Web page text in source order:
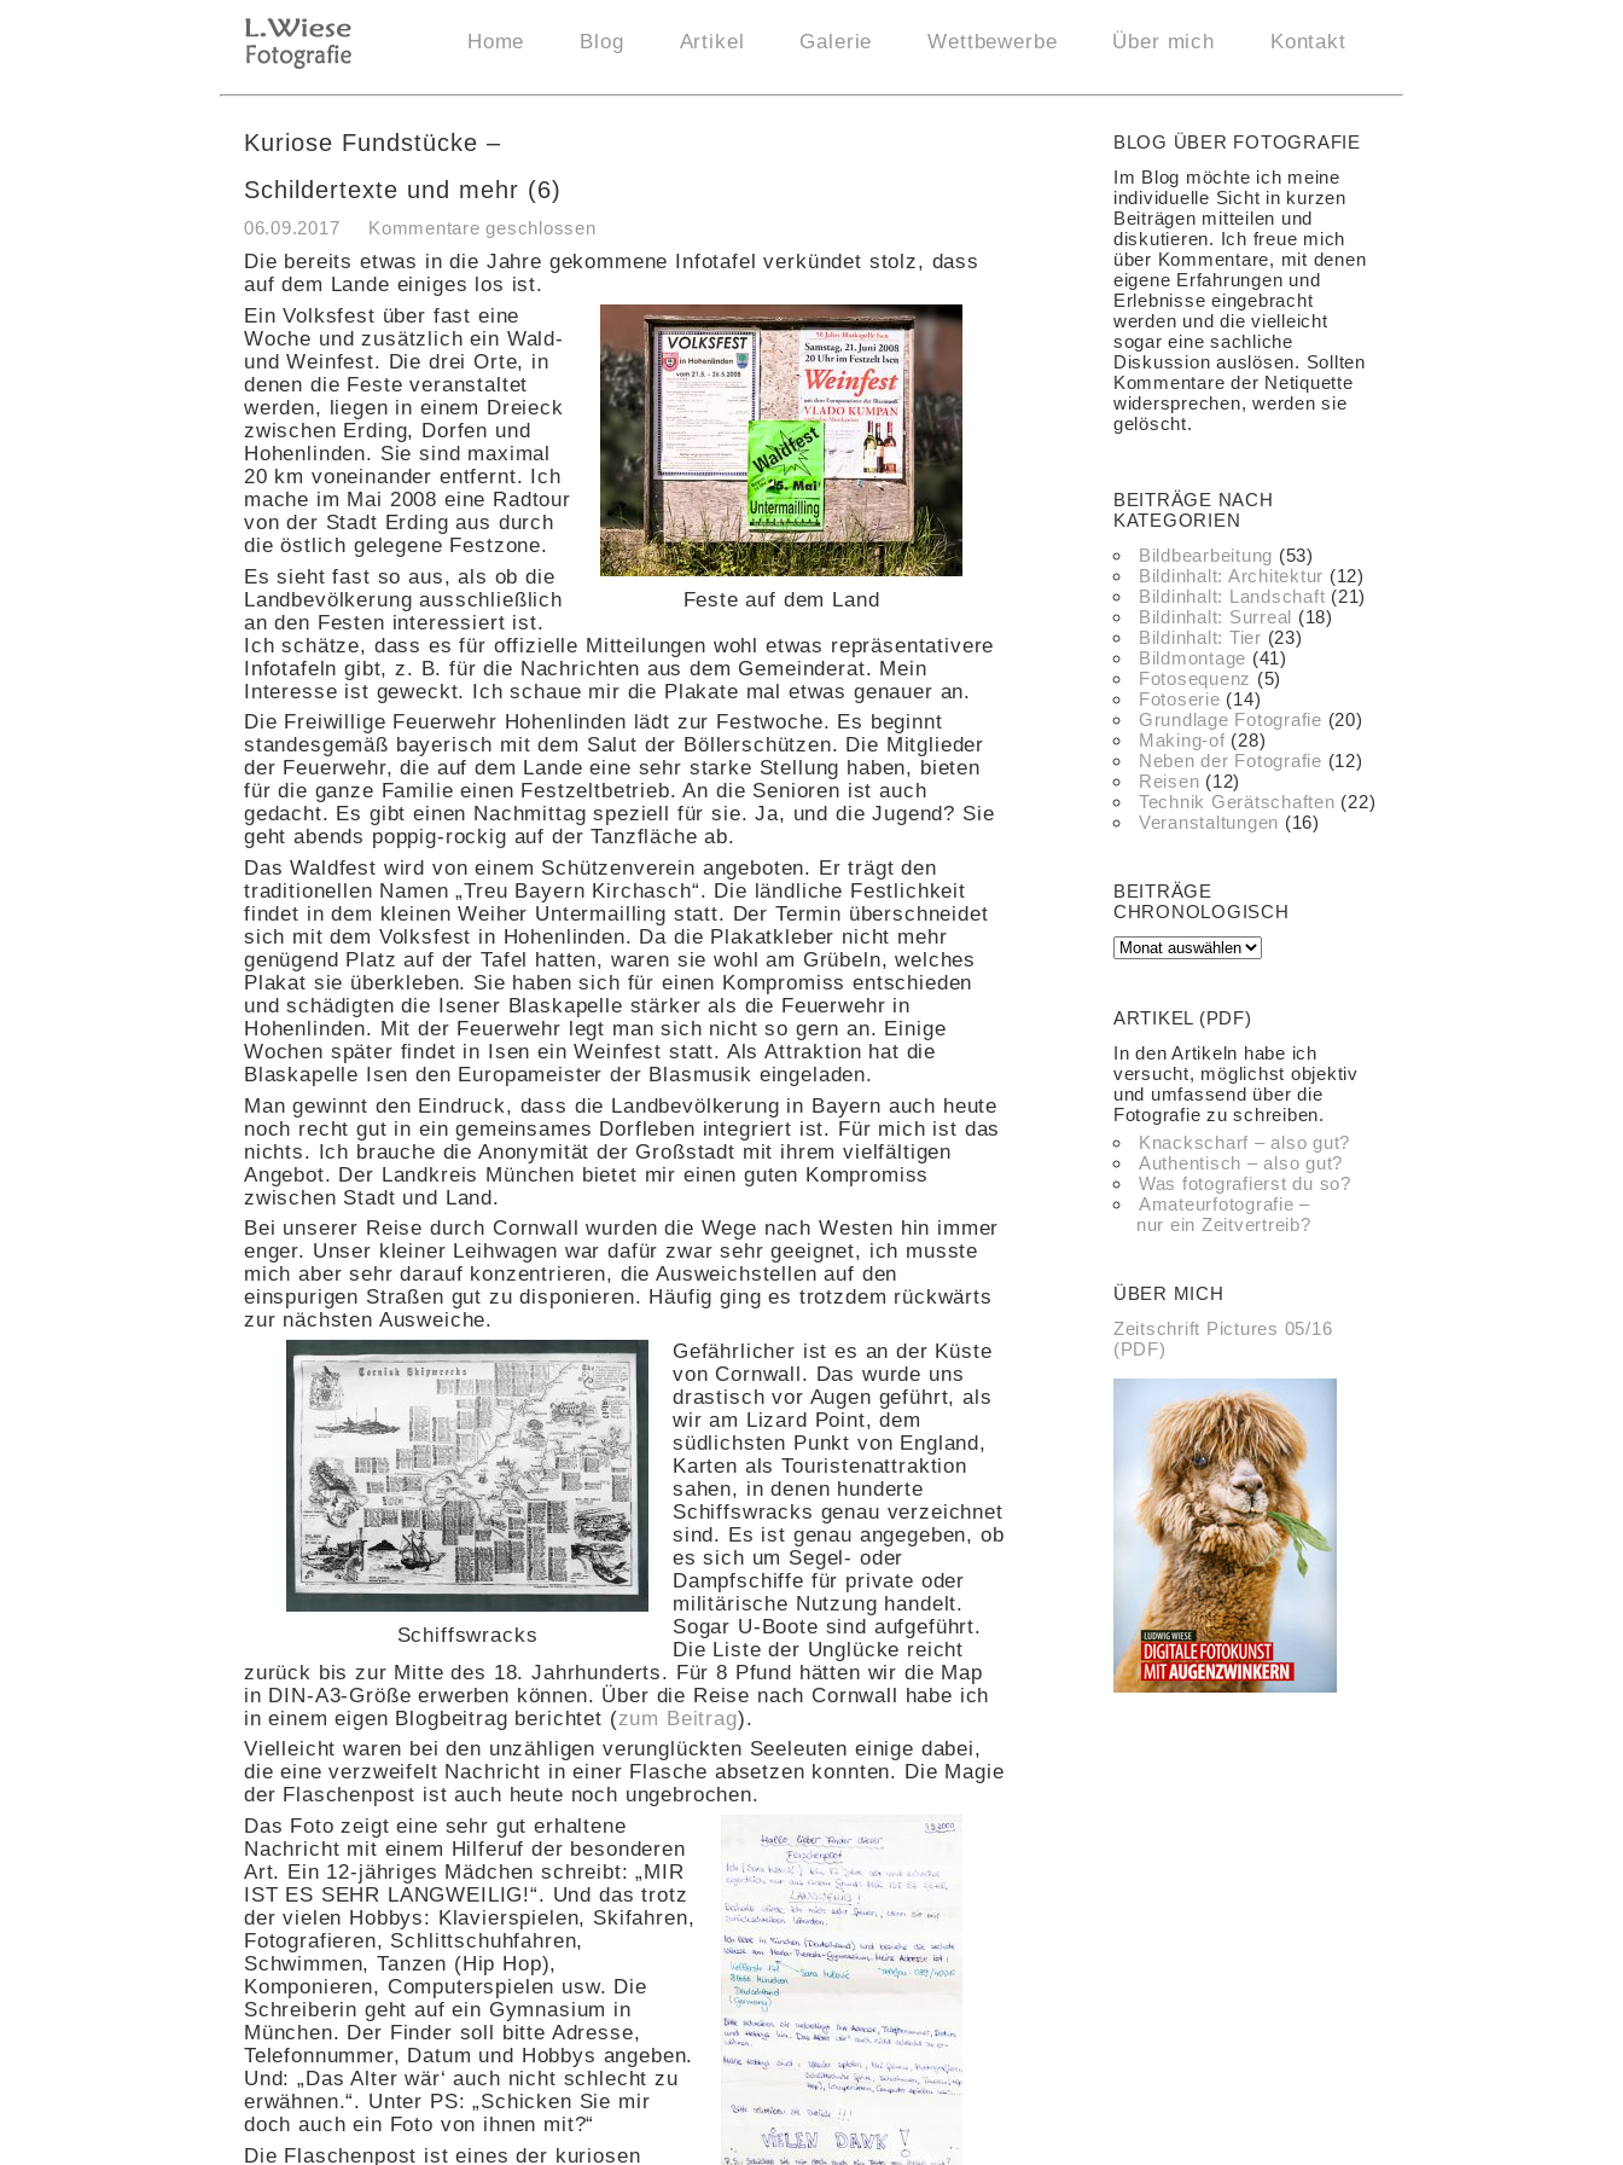
Home Blog Artikel Galerie Wettbewerbe Über mich Kontakt
Kuriose Fundstücke –
Schildertexte und mehr (6)
06.09.2017 Kommentare geschlossen
Die bereits etwas in die Jahre gekommene Infotafel verkündet stolz, dass
auf dem Lande einiges los ist.
Feste auf dem Land
Ein Volksfest über fast eine
Woche und zusätzlich ein Wald-
und Weinfest. Die drei Orte, in
denen die Feste veranstaltet
werden, liegen in einem Dreieck
zwischen Erding, Dorfen und
Hohenlinden. Sie sind maximal
20 km voneinander entfernt. Ich
mache im Mai 2008 eine Radtour
von der Stadt Erding aus durch
die östlich gelegene Festzone.
Es sieht fast so aus, als ob die
Landbevölkerung ausschließlich
an den Festen interessiert ist.
Ich schätze, dass es für offizielle Mitteilungen wohl etwas repräsentativere
Infotafeln gibt, z. B. für die Nachrichten aus dem Gemeinderat. Mein
Interesse ist geweckt. Ich schaue mir die Plakate mal etwas genauer an.
Die Freiwillige Feuerwehr Hohenlinden lädt zur Festwoche. Es beginnt
standesgemäß bayerisch mit dem Salut der Böllerschützen. Die Mitglieder
der Feuerwehr, die auf dem Lande eine sehr starke Stellung haben, bieten
für die ganze Familie einen Festzeltbetrieb. An die Senioren ist auch
gedacht. Es gibt einen Nachmittag speziell für sie. Ja, und die Jugend? Sie
geht abends poppig-rockig auf der Tanzfläche ab.
Das Waldfest wird von einem Schützenverein angeboten. Er trägt den
traditionellen Namen „Treu Bayern Kirchasch“. Die ländliche Festlichkeit
findet in dem kleinen Weiher Untermailling statt. Der Termin überschneidet
sich mit dem Volksfest in Hohenlinden. Da die Plakatkleber nicht mehr
genügend Platz auf der Tafel hatten, waren sie wohl am Grübeln, welches
Plakat sie überkleben. Sie haben sich für einen Kompromiss entschieden
und schädigten die Isener Blaskapelle stärker als die Feuerwehr in
Hohenlinden. Mit der Feuerwehr legt man sich nicht so gern an. Einige
Wochen später findet in Isen ein Weinfest statt. Als Attraktion hat die
Blaskapelle Isen den Europameister der Blasmusik eingeladen.
Man gewinnt den Eindruck, dass die Landbevölkerung in Bayern auch heute
noch recht gut in ein gemeinsames Dorfleben integriert ist. Für mich ist das
nichts. Ich brauche die Anonymität der Großstadt mit ihrem vielfältigen
Angebot. Der Landkreis München bietet mir einen guten Kompromiss
zwischen Stadt und Land.
Bei unserer Reise durch Cornwall wurden die Wege nach Westen hin immer
enger. Unser kleiner Leihwagen war dafür zwar sehr geeignet, ich musste
mich aber sehr darauf konzentrieren, die Ausweichstellen auf den
einspurigen Straßen gut zu disponieren. Häufig ging es trotzdem rückwärts
zur nächsten Ausweiche.
Schiffswracks
Gefährlicher ist es an der Küste
von Cornwall. Das wurde uns
drastisch vor Augen geführt, als
wir am Lizard Point, dem
südlichsten Punkt von England,
Karten als Touristenattraktion
sahen, in denen hunderte
Schiffswracks genau verzeichnet
sind. Es ist genau angegeben, ob
es sich um Segel- oder
Dampfschiffe für private oder
militärische Nutzung handelt.
Sogar U-Boote sind aufgeführt.
Die Liste der Unglücke reicht
zurück bis zur Mitte des 18. Jahrhunderts. Für 8 Pfund hätten wir die Map
in DIN-A3-Größe erwerben können. Über die Reise nach Cornwall habe ich
in einem eigen Blogbeitrag berichtet (zum Beitrag).
Vielleicht waren bei den unzähligen verunglückten Seeleuten einige dabei,
die eine verzweifelt Nachricht in einer Flasche absetzen konnten. Die Magie
der Flaschenpost ist auch heute noch ungebrochen.
Das Foto zeigt eine sehr gut erhaltene
Nachricht mit einem Hilferuf der besonderen
Art. Ein 12-jähriges Mädchen schreibt: „MIR
IST ES SEHR LANGWEILIG!“. Und das trotz
der vielen Hobbys: Klavierspielen, Skifahren,
Fotografieren, Schlittschuhfahren,
Schwimmen, Tanzen (Hip Hop),
Komponieren, Computerspielen usw. Die
Schreiberin geht auf ein Gymnasium in
München. Der Finder soll bitte Adresse,
Telefonnummer, Datum und Hobbys angeben.
Und: „Das Alter wär‘ auch nicht schlecht zu
erwähnen.“. Unter PS: „Schicken Sie mir
doch auch ein Foto von ihnen mit?“
Die Flaschenpost ist eines der kuriosen
BLOG ÜBER FOTOGRAFIE
Im Blog möchte ich meine
individuelle Sicht in kurzen
Beiträgen mitteilen und
diskutieren. Ich freue mich
über Kommentare, mit denen
eigene Erfahrungen und
Erlebnisse eingebracht
werden und die vielleicht
sogar eine sachliche
Diskussion auslösen. Sollten
Kommentare der Netiquette
widersprechen, werden sie
gelöscht.
BEITRÄGE NACH
KATEGORIEN
Bildbearbeitung (53)
Bildinhalt: Architektur (12)
Bildinhalt: Landschaft (21)
Bildinhalt: Surreal (18)
Bildinhalt: Tier (23)
Bildmontage (41)
Fotosequenz (5)
Fotoserie (14)
Grundlage Fotografie (20)
Making-of (28)
Neben der Fotografie (12)
Reisen (12)
Technik Gerätschaften (22)
Veranstaltungen (16)
BEITRÄGE
CHRONOLOGISCH
ARTIKEL (PDF)
In den Artikeln habe ich
versucht, möglichst objektiv
und umfassend über die
Fotografie zu schreiben.
Knackscharf – also gut?
Authentisch – also gut?
Was fotografierst du so?
Amateurfotografie –
nur ein Zeitvertreib?
ÜBER MICH
Zeitschrift Pictures 05/16
(PDF)